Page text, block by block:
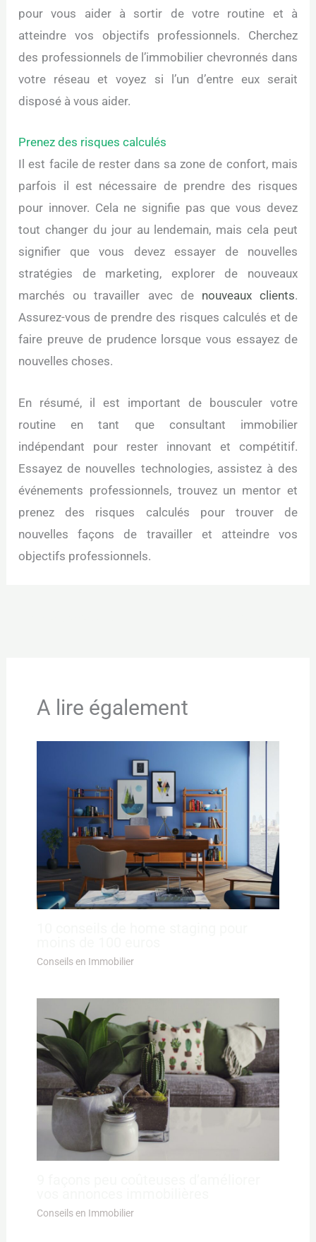
pour vous aider à sortir de votre routine et à
atteindre vos objectifs professionnels. Cherchez
des professionnels de l’immobilier chevronnés dans
votre réseau et voyez si l’un d’entre eux serait
disposé à vous aider.
Prenez des risques calculés
Il est facile de rester dans sa zone de confort, mais
parfois il est nécessaire de prendre des risques
pour innover. Cela ne signifie pas que vous devez
tout changer du jour au lendemain, mais cela peut
signifier que vous devez essayer de nouvelles
stratégies de marketing, explorer de nouveaux
marchés ou travailler avec de nouveaux clients.
Assurez-vous de prendre des risques calculés et de
faire preuve de prudence lorsque vous essayez de
nouvelles choses.
En résumé, il est important de bousculer votre
routine en tant que consultant immobilier
indépendant pour rester innovant et compétitif.
Essayez de nouvelles technologies, assistez à des
événements professionnels, trouvez un mentor et
prenez des risques calculés pour trouver de
nouvelles façons de travailler et atteindre vos
objectifs professionnels.
A lire également
Conseils en Immobilier
Conseils en Immobilier